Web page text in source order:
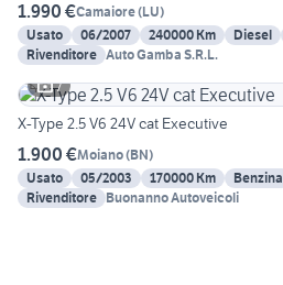
1.990 €Camaiore(LU)
Usato
06/2007 240000 Km Diesel
Rivenditore Auto Gamba S.R.L.
7
X-Type 2.5 V6 24V cat Executive
1.900 €Moiano(BN)
Usato
05/2003 170000 Km Benzina
Rivenditore Buonanno Autoveicoli